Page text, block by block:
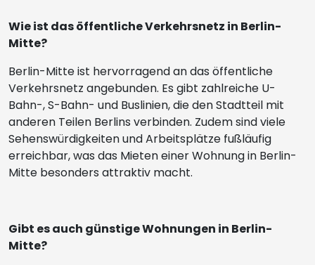
Wie ist das öffentliche Verkehrsnetz in Berlin-
Mitte?
Berlin-Mitte ist hervorragend an das öffentliche
Verkehrsnetz angebunden. Es gibt zahlreiche U-
Bahn-, S-Bahn- und Buslinien, die den Stadtteil mit
anderen Teilen Berlins verbinden. Zudem sind viele
Sehenswürdigkeiten und Arbeitsplätze fußläufig
erreichbar, was das Mieten einer Wohnung in Berlin-
Mitte besonders attraktiv macht.
Gibt es auch günstige Wohnungen in Berlin-
Mitte?